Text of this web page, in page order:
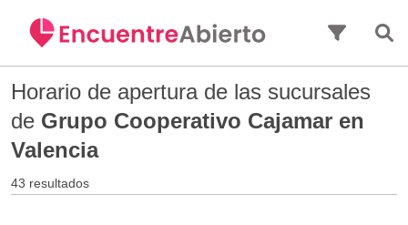
Horario de apertura de las sucursales
de Grupo Cooperativo Cajamar en
Valencia
43 resultados